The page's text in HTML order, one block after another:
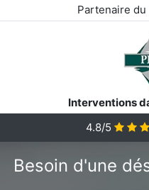
Partenaire du
Interventions
4.8/5
Besoin d'une